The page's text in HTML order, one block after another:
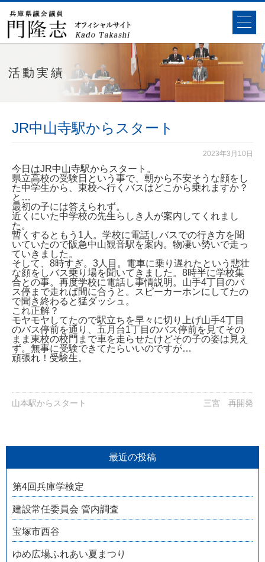
活動実績
JR中山寺駅からスタート
2023年3月10日
今日はJR中山寺駅からスタート。
県立高校の受験日という事で、朝から不安そうな顔をし
た中学生から、東校へ行くバスはどこから乗れますか？
と…
最初の子には答えられず。
近くにいた中学校の先生らしき人が案内してくれまし
た。
暫くするともう1人。学校に電話しバスでの行き方を聞
いていたので阪急中山観音駅を案内。物凄い勢いで走っ
ていきました。
そして、8時すぎ。3人目。電車に乗り遅れたという悲壮
な顔をしバス乗り場を聞いてきました。8時半に学校集
合との事。再度学校に電話し事情説明。山手4丁目のバ
ス停まで走れば間に合うと。スピーカーホンにしてたの
で聞き終わると猛ダッシュ。
これ正解？
モヤモヤしてたので駅立ちを早々に切り上げ山手4丁目
のバス停前を通り、五月台1丁目のバス停前を見てその
まま東校の校門まで車を走らせたけどその子の姿は見え
ず。無事に受験できてたらいいのですが…
頑張れ！受験生。
山本駅からスタート 三宮 再開発
最近の投稿
第4回兵庫学検定
建設常任委員会 管内調査
宝塚市西谷
ゆめ広場ふれあい夏まつり